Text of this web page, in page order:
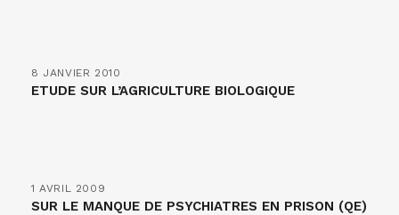
8 JANVIER 2010
ETUDE SUR L’AGRICULTURE BIOLOGIQUE
1 AVRIL 2009
SUR LE MANQUE DE PSYCHIATRES EN PRISON (QE)